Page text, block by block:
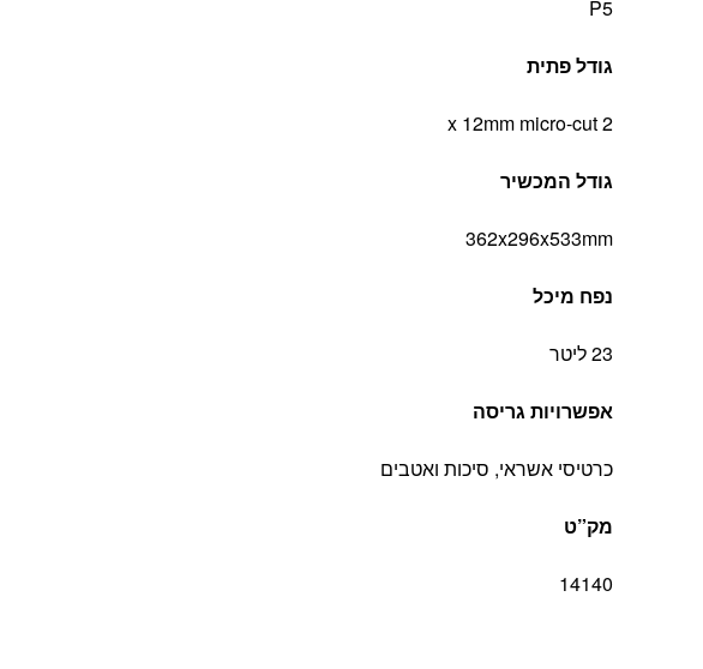
P5
גודל פתית
2 x 12mm micro-cut
גודל המכשיר
362x296x533mm
נפח מיכל
23 ליטר
אפשרויות גריסה
כרטיסי אשראי, סיכות ואטבים
מק”ט
14140